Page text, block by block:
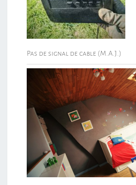
Pas de signal de cable (M.A.J.)